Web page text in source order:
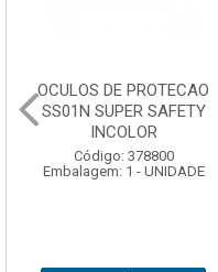
OCULOS DE PROTECAO
SS01N SUPER SAFETY
INCOLOR
Código: 378800
Embalagem: 1 - UNIDADE